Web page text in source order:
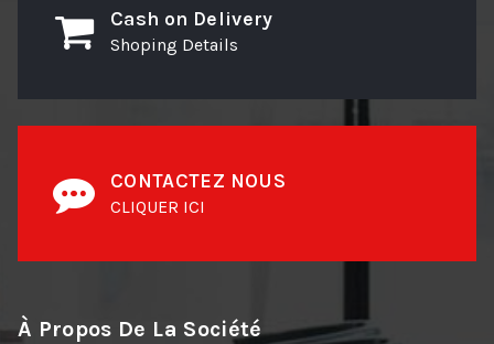
Cash on Delivery
Shoping Details
CONTACTEZ NOUS
CLIQUER ICI
À Propos De La Société